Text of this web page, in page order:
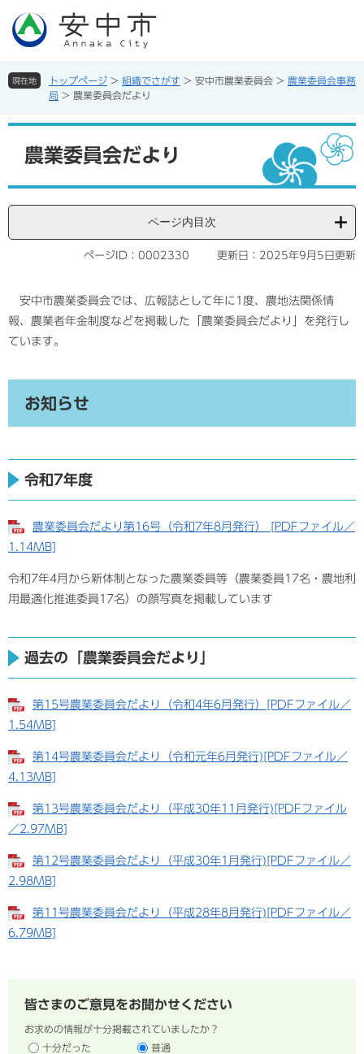
先
す。
を
し
現在地 トップページ > 組織でさがす > 安中市農業委員会 > 農業委員会事務
局 > 農業委員会だより
農業委員会だより
ページ内目次
ページID：0002330 更新日：2025年9月5日更新
安中市農業委員会では、広報誌として年に1度、農地法関係情
報、農業者年金制度などを掲載した「農業委員会だより」を発行し
ています。
お知らせ
令和7年度
農業委員会だより第16号（令和7年8月発行） [PDFファイル／
1.14MB]
令和7年4月から新体制となった農業委員等（農業委員17名・農地利
用最適化推進委員17名）の顔写真を掲載しています
過去の「農業委員会だより」
第15号農業委員会だより（令和4年6月発行）[PDFファイル／
1.54MB]
第14号農業委員会だより（令和元年6月発行)[PDFファイル／
4.13MB]
第13号農業委員会だより（平成30年11月発行)[PDFファイル
／2.97MB]
第12号農業委員会だより（平成30年1月発行)[PDFファイル／
2.98MB]
第11号農業委員会だより（平成28年8月発行)[PDFファイル／
6.79MB]
皆さまのご意見をお聞かせください
お求めの情報が十分掲載されていましたか？
十分だった
普通